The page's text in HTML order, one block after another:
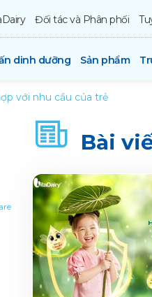
Đối tác và Phân phối
dinh dưỡng Sản phẩm
với nhu cầu của trẻ
Bài